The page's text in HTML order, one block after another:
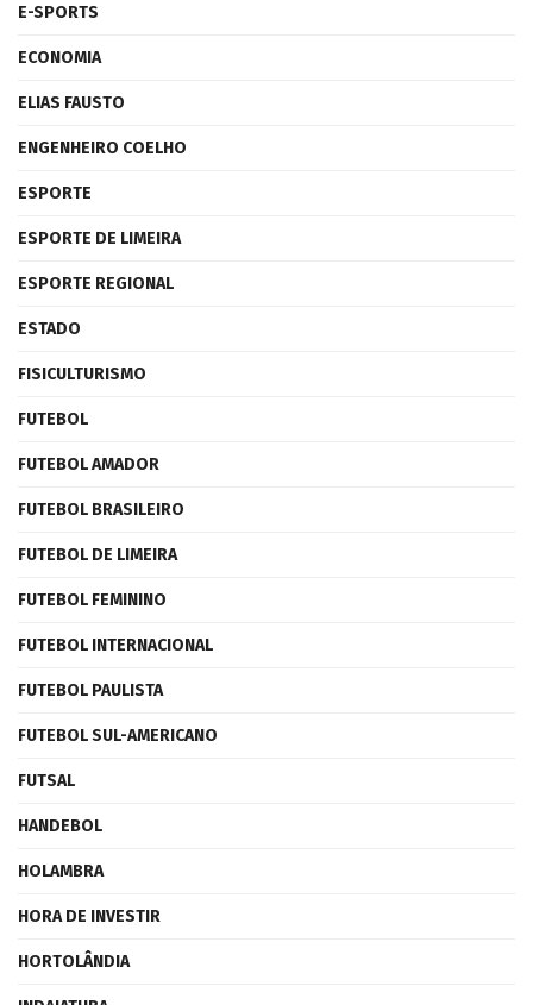
E-SPORTS
ECONOMIA
ELIAS FAUSTO
ENGENHEIRO COELHO
ESPORTE
ESPORTE DE LIMEIRA
ESPORTE REGIONAL
ESTADO
FISICULTURISMO
FUTEBOL
FUTEBOL AMADOR
FUTEBOL BRASILEIRO
FUTEBOL DE LIMEIRA
FUTEBOL FEMININO
FUTEBOL INTERNACIONAL
FUTEBOL PAULISTA
FUTEBOL SUL-AMERICANO
FUTSAL
HANDEBOL
HOLAMBRA
HORA DE INVESTIR
HORTOLÂNDIA